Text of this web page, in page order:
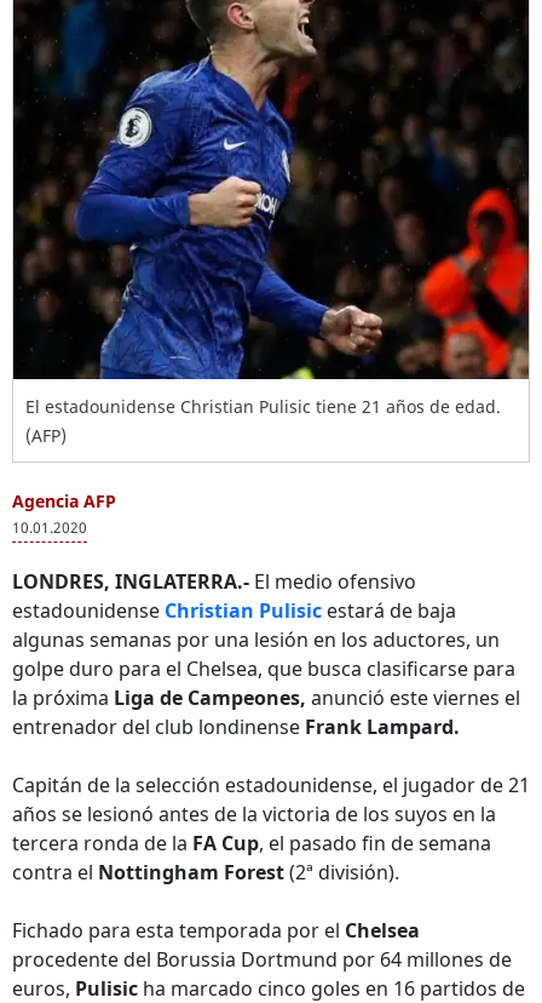
El estadounidense Christian Pulisic tiene 21 años de edad.
(AFP)
Agencia AFP
10.01.2020
LONDRES, INGLATERRA.- El medio ofensivo
estadounidense Christian Pulisic estará de baja
algunas semanas por una lesión en los aductores, un
golpe duro para el Chelsea, que busca clasificarse para
la próxima Liga de Campeones, anunció este viernes el
entrenador del club londinense Frank Lampard.
Capitán de la selección estadounidense, el jugador de 21
años se lesionó antes de la victoria de los suyos en la
tercera ronda de la FA Cup, el pasado fin de semana
contra el Nottingham Forest(2ª división).
Fichado para esta temporada por el Chelsea
procedente del Borussia Dortmund por 64 millones de
euros, Pulisic ha marcado cinco goles en 16 partidos de